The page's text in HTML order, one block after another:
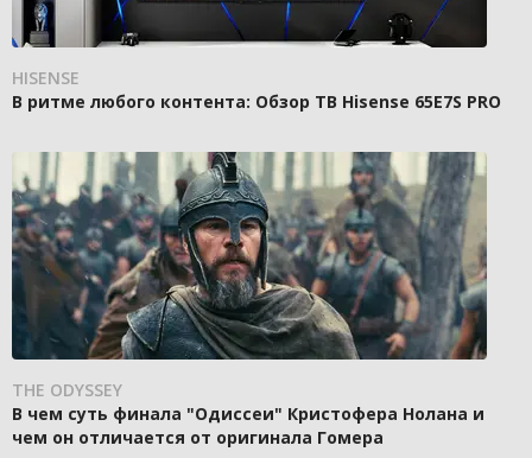
HISENSE
В ритме любого контента: Обзор ТВ Hisense 65E7S PRO
THE ODYSSEY
В чем суть финала "Одиссеи" Кристофера Нолана и
чем он отличается от оригинала Гомера